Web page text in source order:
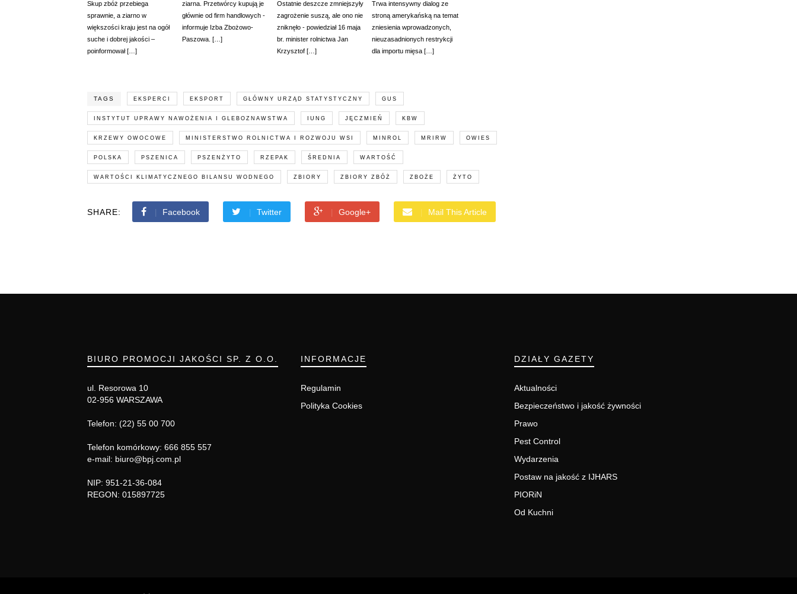
Skup zbóż przebiega
sprawnie, a ziarno w
większości kraju jest na ogół
suche i dobrej jakości –
poinformował […]
ziarna. Przetwórcy kupują je
głównie od firm handlowych -
informuje Izba Zbożowo-
Paszowa. […]
Ostatnie deszcze zmniejszyły
zagrożenie suszą, ale ono nie
zniknęło - powiedział 16 maja
br. minister rolnictwa Jan
Krzysztof […]
Trwa intensywny dialog ze
stroną amerykańską na temat
zniesienia wprowadzonych,
nieuzasadnionych restrykcji
dla importu mięsa […]
TAGS EKSPERCI EKSPORT GŁÓWNY URZĄD STATYSTYCZNY GUS
INSTYTUT UPRAWY NAWOŻENIA I GLEBOZNAWSTWA IUNG JĘCZMIEŃ KBW
KRZEWY OWOCOWE MINISTERSTWO ROLNICTWA I ROZWOJU WSI MINROL MRIRW OWIES
POLSKA PSZENICA PSZENŻYTO RZEPAK ŚREDNIA WARTOŚĆ
WARTOŚCI KLIMATYCZNEGO BILANSU WODNEGO ZBIORY ZBIORY ZBÓŻ ZBOŻE ŻYTO
SHARE: Facebook Twitter Google+ Mail This Article
BIURO PROMOCJI JAKOŚCI SP. Z O.O.
ul. Resorowa 10
02-956 WARSZAWA
Telefon: (22) 55 00 700
Telefon komórkowy: 666 855 557
e-mail: biuro@bpj.com.pl
NIP: 951-21-36-084
REGON: 015897725
INFORMACJE
Regulamin
Polityka Cookies
DZIAŁY GAZETY
Aktualności
Bezpieczeństwo i jakość żywności
Prawo
Pest Control
Wydarzenia
Postaw na jakość z IJHARS
PIORiN
Od Kuchni